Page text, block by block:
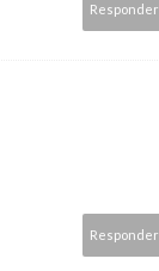
Responder
Responder